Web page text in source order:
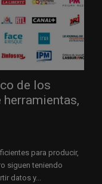
de los
para producir,
siguen teniendo
datos y...